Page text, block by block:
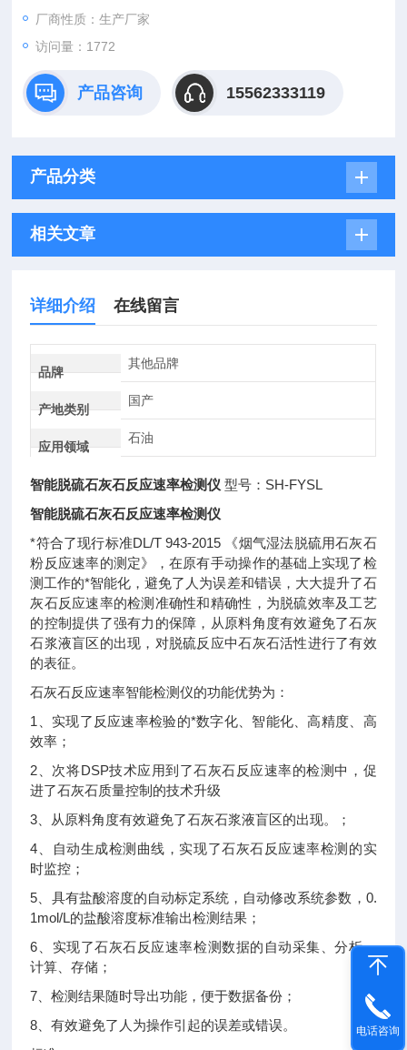
厂商性质：生产厂家
访问量：1772
产品咨询 15562333119
产品分类
相关文章
详细介绍 在线留言
品牌
其他品牌
产地类别
国产
应用领域
石油
智能脱硫石灰石反应速率检测仪 型号：SH-FYSL
智能脱硫石灰石反应速率检测仪
*符合了现行标准DL/T 943-2015 《烟气湿法脱硫用石灰石
粉反应速率的测定》，在原有手动操作的基础上实现了检
测工作的*智能化，避免了人为误差和错误，大大提升了石
灰石反应速率的检测准确性和精确性，为脱硫效率及工艺
的控制提供了强有力的保障，从原料角度有效避免了石灰
石浆液盲区的出现，对脱硫反应中石灰石活性进行了有效
的表征。
石灰石反应速率智能检测仪的功能优势为：
1、实现了反应速率检验的*数字化、智能化、高精度、高
效率；
2、次将DSP技术应用到了石灰石反应速率的检测中，促
进了石灰石质量控制的技术升级
3、从原料角度有效避免了石灰石浆液盲区的出现。；
4、自动生成检测曲线，实现了石灰石反应速率检测的实
时监控；
5、具有盐酸溶度的自动标定系统，自动修改系统参数，0.
1mol/L的盐酸溶度标准输出检测结果；
6、实现了石灰石反应速率检测数据的自动采集、分析、
计算、存储；
7、检测结果随时导出功能，便于数据备份；
8、有效避免了人为操作引起的误差或错误。
电话咨询